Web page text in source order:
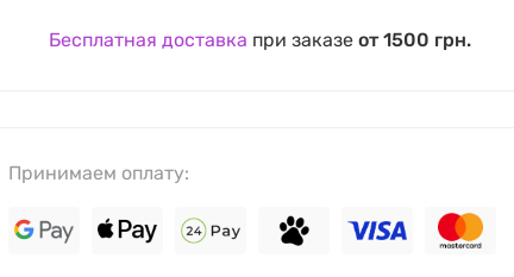
Бесплатная доставка при заказе от 1500 грн.
Принимаем оплату: